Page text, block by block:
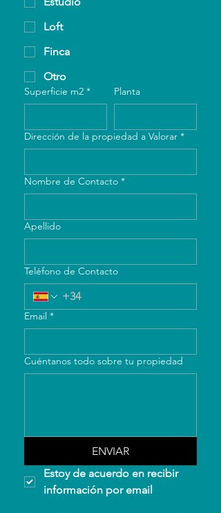
Loft
Finca
Otro
Superficie m2 * Planta
Dirección de la propiedad a Valorar *
Nombre de Contacto *
Apellido
Teléfono de Contacto
Email *
Cuéntanos todo sobre tu propiedad
ENVIAR
Estoy de acuerdo en recibir
información por email